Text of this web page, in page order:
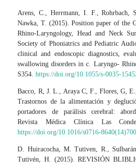
Arens, C., Herrmann, I. F., Rohrbach,
Nawka, T. (2015). Position paper of the
Rhino-Laryngology, Head and Neck
Society of Phoniatrics and Pediatric
clinical and endoscopic diagnostics,
swallowing disorders in c. Laryngo-
S354.https://doi.org/10.1055/s-0035-
Bacco, R, J. L., Araya C, F., Flores, G,
Trastornos de la alimentación y
portadores de parálisis cerebral:
Revista Médica Clínica Las
https://doi.org/10.1016/s0716-
D. Huiracocha, M. Tutiven, R.,
Tutivén, H. (2015). REVISIÓN